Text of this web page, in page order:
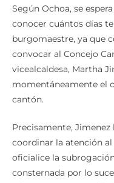
conocer cuántos días
burgomaestre, ya que
convocar al Concejo
vicealcaldesa, Martha
momentáneamente el
cantón.
coordinar la atención
oficialice la
consternada por lo
primera vez que un